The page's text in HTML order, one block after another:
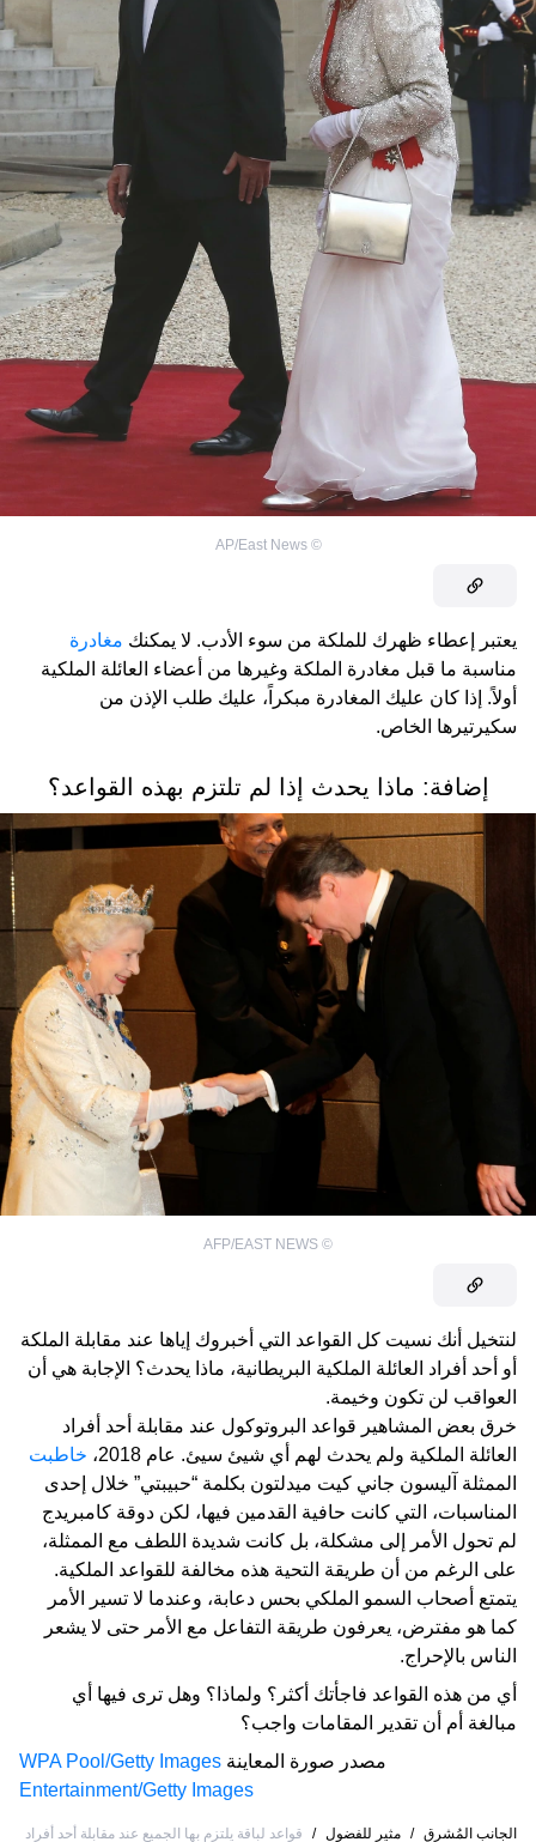
©
AP/East News
يعتبر إعطاء ظهرك للملكة من سوء الأدب. لا يمكنك مغادرة
مناسبة ما قبل مغادرة الملكة وغيرها من أعضاء العائلة الملكية
أولاً. إذا كان عليك المغادرة مبكراً، عليك طلب الإذن من
سكيرتيرها الخاص.
إضافة: ماذا يحدث إذا لم تلتزم بهذه القواعد؟
©
AFP/EAST NEWS
لنتخيل أنك نسيت كل القواعد التي أخبروك إياها عند مقابلة الملكة
أو أحد أفراد العائلة الملكية البريطانية، ماذا يحدث؟ الإجابة هي أن
العواقب لن تكون وخيمة.
خرق بعض المشاهير قواعد البروتوكول عند مقابلة أحد أفراد
العائلة الملكية ولم يحدث لهم أي شيئ سيئ. عام 2018،
خاطبت
الممثلة آليسون جاني كيت ميدلتون بكلمة “حبيبتي” خلال إحدى
المناسبات، التي كانت حافية القدمين فيها، لكن دوقة كامبريدج
لم تحول الأمر إلى مشكلة، بل كانت شديدة اللطف مع الممثلة،
على الرغم من أن طريقة التحية هذه مخالفة للقواعد الملكية.
يتمتع أصحاب السمو الملكي بحس دعابة، وعندما لا تسير الأمر
كما هو مفترض، يعرفون طريقة التفاعل مع الأمر حتى لا يشعر
الناس بالإحراج.
أي من هذه القواعد فاجأتك أكثر؟ ولماذا؟ وهل ترى فيها أي
مبالغة أم أن تقدير المقامات واجب؟
مصدر صورة المعاينة WPA Pool/Getty Images
Entertainment/Getty Images
الجانب المُشرق / مثير للفضول / قواعد لباقة يلتزم بها الجميع عند مقابلة أحد أفراد